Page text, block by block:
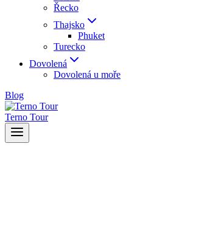
Řecko
Thajsko
Phuket
Turecko
Dovolená
Dovolená u moře
Blog
Terno Tour